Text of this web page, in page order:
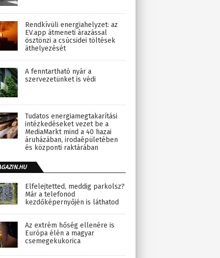
Rendkívüli energiahelyzet: az
EV.app átmeneti árazással
ösztönzi a csúcsidei töltések
áthelyezését
A fenntartható nyár a
szervezetünket is védi
Tudatos energiamegtakarítási
intézkedéseket vezet be a
MediaMarkt mind a 40 hazai
áruházában, irodaépületében
és központi raktárában
Elfelejtetted, meddig parkolsz?
Már a telefonod
kezdőképernyőjén is láthatod
Az extrém hőség ellenére is
Európa élén a magyar
csemegekukorica